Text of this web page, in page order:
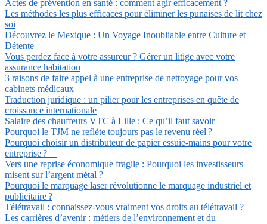
Actes de prévention en santé : comment agir efficacement ?
Les méthodes les plus efficaces pour éliminer les punaises de lit chez
soi
Découvrez le Mexique : Un Voyage Inoubliable entre Culture et
Détente
Vous perdez face à votre assureur ? Gérer un litige avec votre
assurance habitation
3 raisons de faire appel à une entreprise de nettoyage pour vos
cabinets médicaux
Traduction juridique : un pilier pour les entreprises en quête de
croissance internationale
Salaire des chauffeurs VTC à Lille : Ce qu’il faut savoir
Pourquoi le TJM ne reflète toujours pas le revenu réel ?
Pourquoi choisir un distributeur de papier essuie-mains pour votre
entreprise ?
Vers une reprise économique fragile : Pourquoi les investisseurs
misent sur l’argent métal ?
Pourquoi le marquage laser révolutionne le marquage industriel et
publicitaire ?
Télétravail : connaissez-vous vraiment vos droits au télétravail ?
Les carrières d’avenir : métiers de l’environnement et du